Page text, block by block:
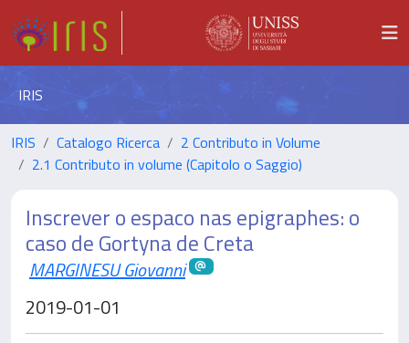
IRIS
IRIS Catalogo Ricerca
2 Contributo in Volume
2.1 Contributo in volume (Capitolo o Saggio)
Inscrever o espaco nas epigraphes: o
caso de Gortyna de Creta
MARGINESU Giovanni
2019-01-01